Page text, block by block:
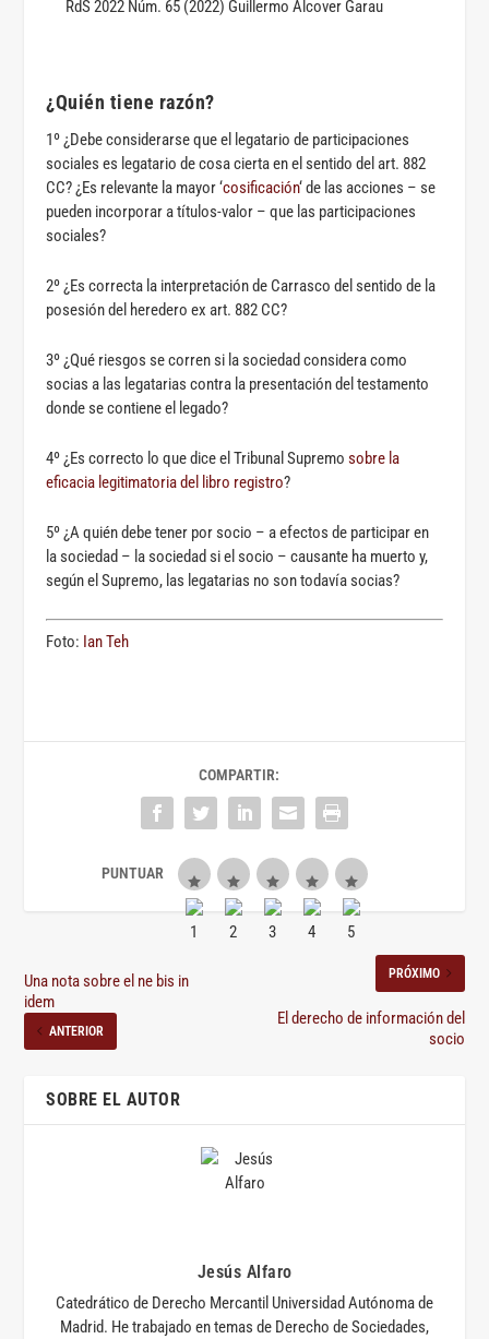
RdS 2022 Núm. 65 (2022) Guillermo Alcover Garau
¿Quién tiene razón?
1º ¿Debe considerarse que el legatario de participaciones
sociales es legatario de cosa cierta en el sentido del art. 882
CC? ¿Es relevante la mayor ‘cosificación‘ de las acciones – se
pueden incorporar a títulos-valor – que las participaciones
sociales?
2º ¿Es correcta la interpretación de Carrasco del sentido de la
posesión del heredero ex art. 882 CC?
3º ¿Qué riesgos se corren si la sociedad considera como
socias a las legatarias contra la presentación del testamento
donde se contiene el legado?
4º ¿Es correcto lo que dice el Tribunal Supremosobre la
eficacia legitimatoria del libro registro?
5º ¿A quién debe tener por socio – a efectos de participar en
la sociedad – la sociedad si el socio – causante ha muerto y,
según el Supremo, las legatarias no son todavía socias?
Foto: Ian Teh
COMPARTIR:
Una nota sobre el ne bis in
idem
ANTERIOR
PRÓXIMO
El derecho de información del
socio
SOBRE EL AUTOR
Jesús Alfaro
Catedrático de Derecho Mercantil Universidad Autónoma de
Madrid. He trabajado en temas de Derecho de Sociedades,